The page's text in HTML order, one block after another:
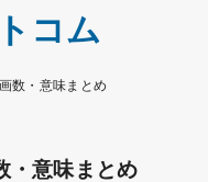
コム
数・意味まとめ
・意味まとめ